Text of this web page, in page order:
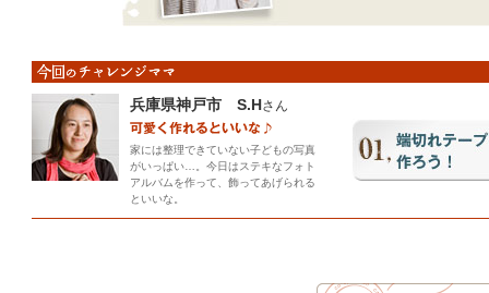
兵庫県神戸市 S.Hさん
家には整理できていない子どもの写真
がいっぱい…。今日はステキなフォト
アルバムを作って、飾ってあげられる
といいな。